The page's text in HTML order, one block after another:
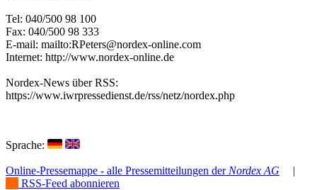
Tel: 040/500 98 100
Fax: 040/500 98 333
E-mail: mailto:RPeters@nordex-online.com
Internet: http://www.nordex-online.de
Nordex-News über RSS:
https://www.iwrpressedienst.de/rss/netz/nordex.php
Sprache:
Online-Pressemappe - alle Pressemitteilungen der Nordex AG
|
RSS-Feed abonnieren